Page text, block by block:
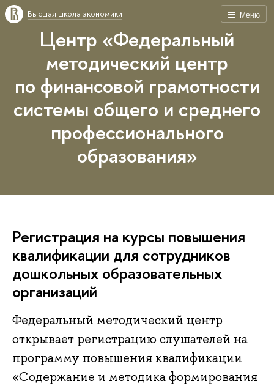
Меню
Высшая школа экономики
Центр «Федеральный
методический центр
по финансовой грамотности
системы общего и среднего
профессионального
образования»
Регистрация на курсы повышения
квалификации для сотрудников
дошкольных образовательных
организаций
Федеральный методический центр
открывает регистрацию слушателей на
программу повышения квалификации
«Содержание и методика формирования